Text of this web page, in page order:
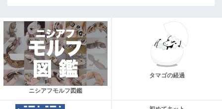
ニシアフモルフ図鑑
タマゴの経過